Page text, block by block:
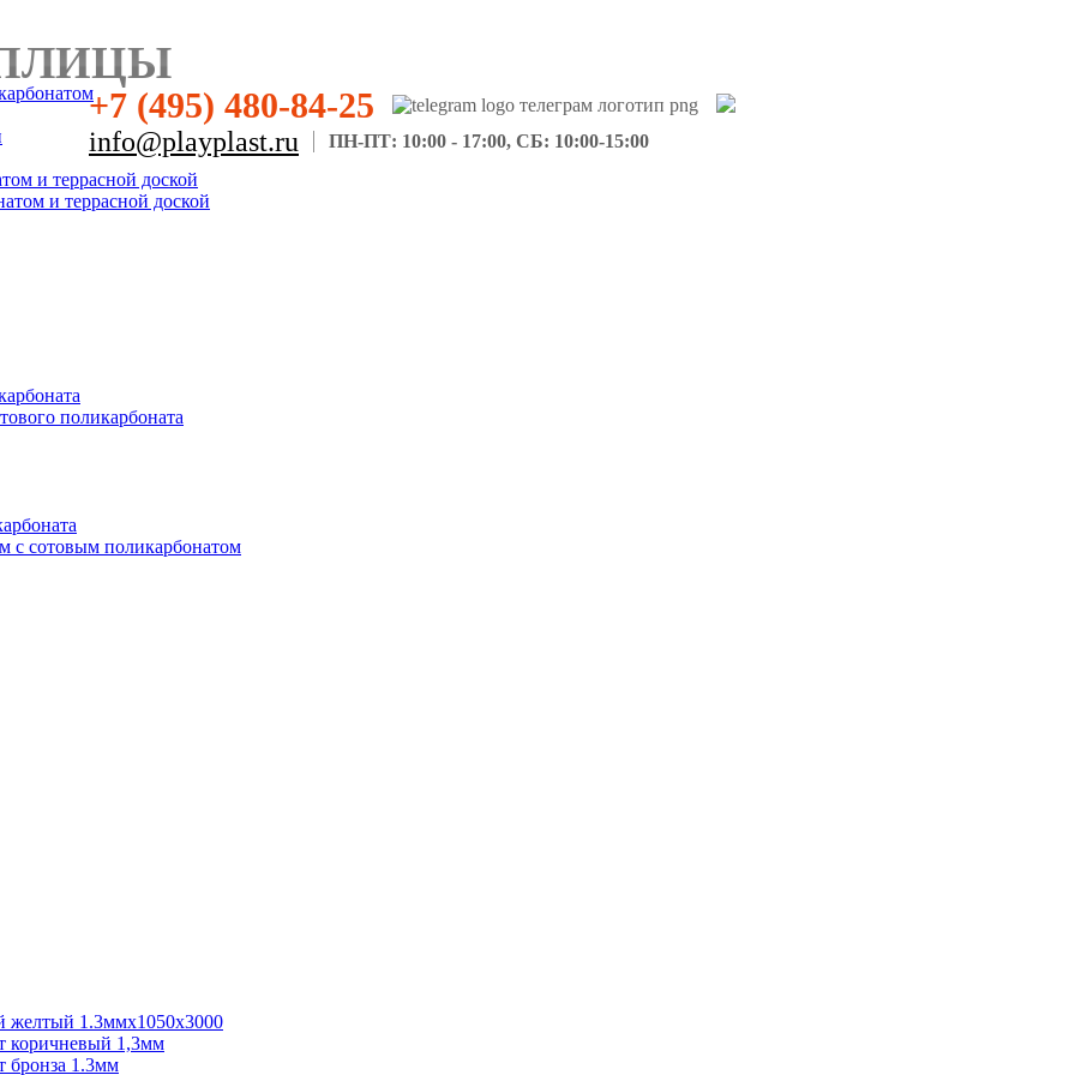
+7 (495) 480-84-25
info@playplast.ru ПН-ПТ: 10:00 - 17:00, СБ: 10:00-15:00
и террасной доской
и террасной доской
поликарбоната
с сотовым поликарбонатом
желтый 1.3ммх1050х3000
коричневый 1,3мм
бронза 1.3мм